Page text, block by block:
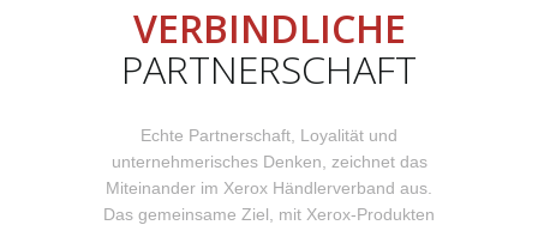
VERBINDLICHE
PARTNERSCHAFT
Echte Partnerschaft, Loyalität und
unternehmerisches Denken, zeichnet das
Miteinander im Xerox Händlerverband aus.
Das gemeinsame Ziel, mit Xerox-Produkten